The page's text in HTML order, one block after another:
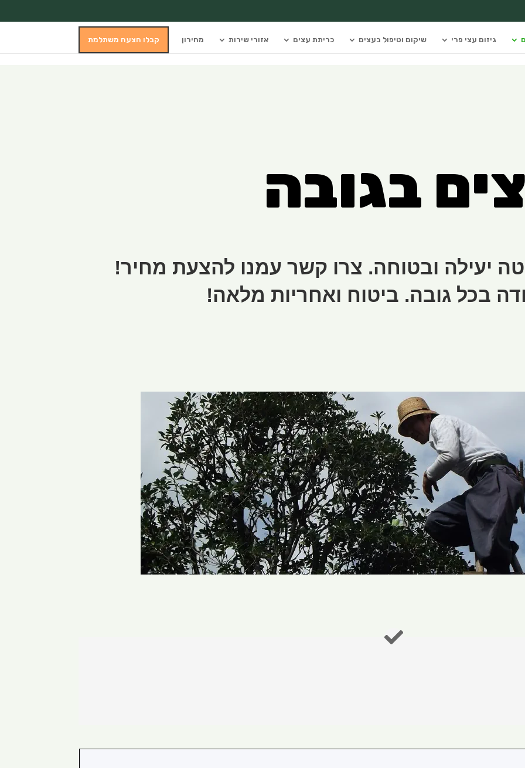
גיזום עצי פרי שיקום וטיפול בעצים כריתת עצים אזורי שירות מחירון קבלו הצעה משתלמת
בגובה
יעילה ובטוחה. צרו קשר עמנו להצעת מחיר!
בכל גובה. ביטוח ואחריות מלאה!